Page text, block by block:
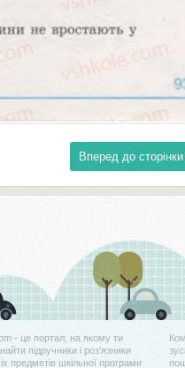
Вперед до сторінки
- це портал, на якому ти
підручники і роз'язники
предметів шкільної програми